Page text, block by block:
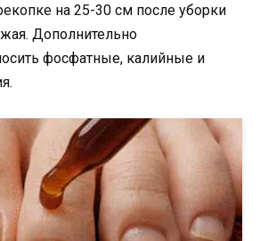
на 25-30 см после уборки
Дополнительно
фосфатные, калийные и